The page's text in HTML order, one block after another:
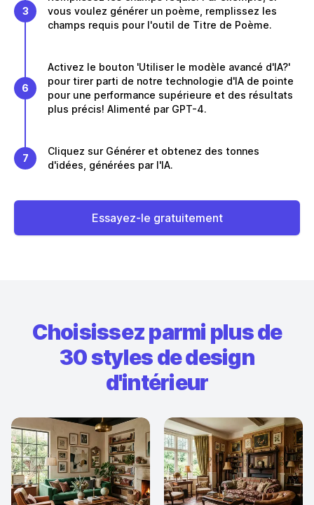
3
vous voulez générer un poème, remplissez les
champs requis pour l'outil de Titre de Poème.
6
Activez le bouton 'Utiliser le modèle avancé d'IA?'
pour tirer parti de notre technologie d'IA de pointe
pour une performance supérieure et des résultats
plus précis! Alimenté par GPT-4.
7
Cliquez sur Générer et obtenez des tonnes
d'idées, générées par l'IA.
Essayez-le gratuitement
Choisissez parmi plus de
30 styles de design
d'intérieur